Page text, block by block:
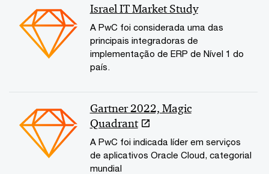
Israel IT Market Study
A PwC foi considerada uma das
principais integradoras de
implementação de ERP de Nível 1 do
país.
Gartner 2022, Magic
Quadrant
A PwC foi indicada líder em serviços
de aplicativos Oracle Cloud, categorial
mundial